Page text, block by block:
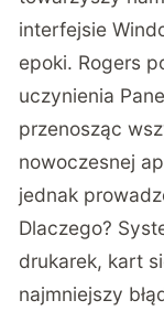
interfejsie
epoki. Rogers
uczynienia
przenosząc
nowoczesnej
jednak
Dlaczego?
drukarek, kart
najmniejszy